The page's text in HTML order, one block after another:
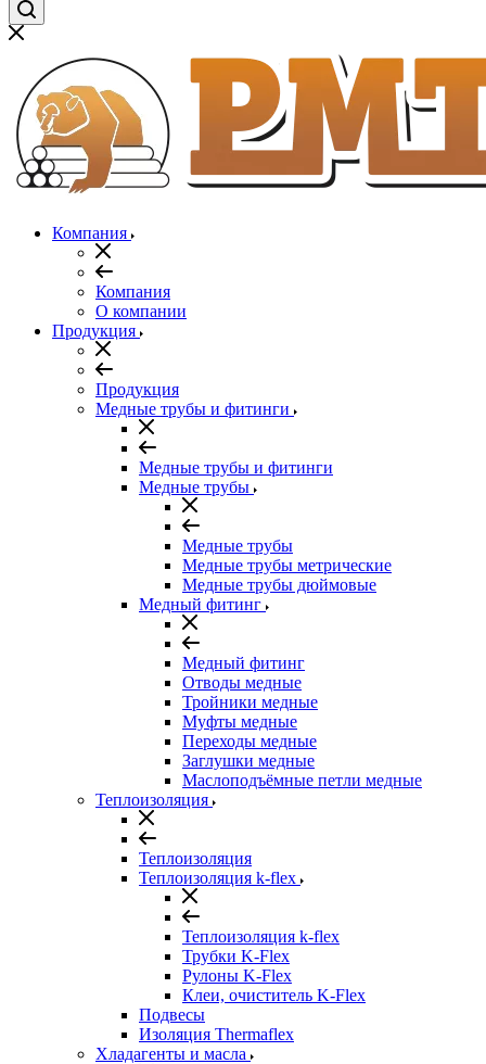
Компания
Компания
О компании
Продукция
Продукция
Медные трубы и фитинги
Медные трубы и фитинги
Медные трубы
Медные трубы
Медные трубы метрические
Медные трубы дюймовые
Медный фитинг
Медный фитинг
Отводы медные
Тройники медные
Муфты медные
Переходы медные
Заглушки медные
Маслоподъёмные петли медные
Теплоизоляция
Теплоизоляция
Теплоизоляция k-flex
Теплоизоляция k-flex
Трубки K-Flex
Рулоны K-Flex
Клеи, очиститель K-Flex
Подвесы
Изоляция Thermaflex
Хладагенты и масла